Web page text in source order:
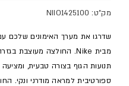
מק"ט: NIIO1425100
שדרגו את מערך האימונים שלכם
תנועות הגוף בצורה טבעית, ומציעה
ספורטיבית למראה מודרני ונקי.